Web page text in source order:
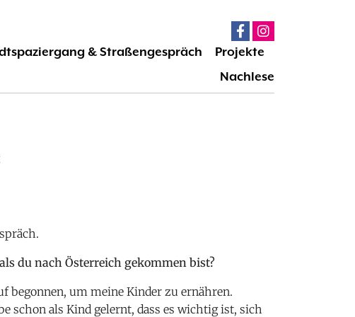
& Straßengespräch
Projekte
Nachlese
du nach Österreich gekommen bist?
begonnen, um meine Kinder zu ernähren.
schon als Kind gelernt, dass es wichtig ist, sich